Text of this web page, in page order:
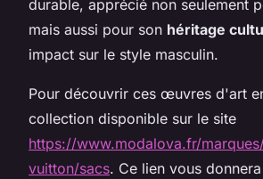
durable, apprécié non seulement
mais aussi pour son héritage
impact sur le style masculin.
Pour découvrir ces œuvres d'art
collection disponible sur le site
https://www.modalova.fr/
vuitton/sacs. Ce lien vous